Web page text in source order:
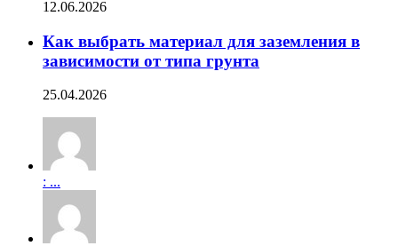
12.06.2026
Как выбрать материал для заземления в
зависимости от типа грунта
25.04.2026
: ...